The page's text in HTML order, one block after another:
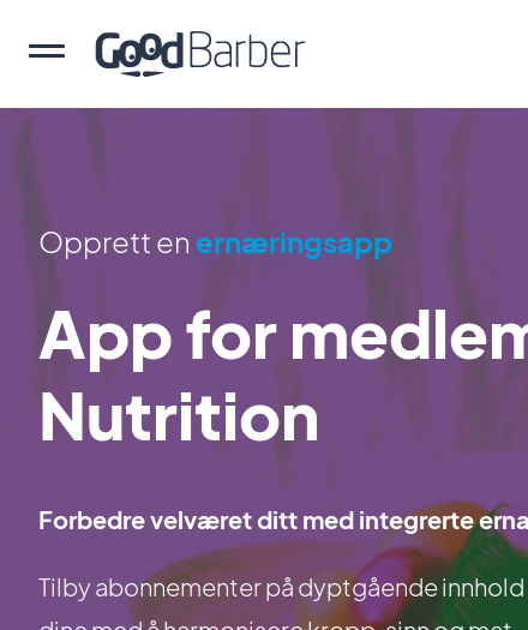
Opprett en ernæringsapp
App for
Nutrition
Forbedre velværet ditt med integrerte
Tilby abonnementer på dyptgående